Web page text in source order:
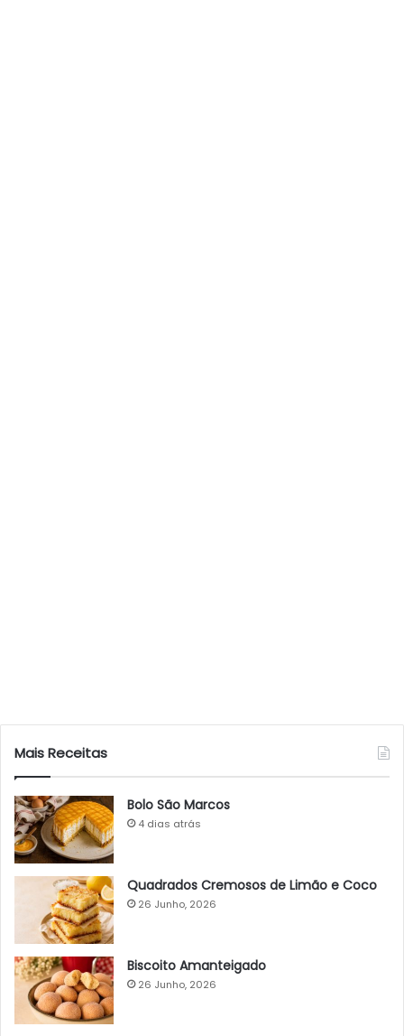
Mais Receitas
Bolo São Marcos
4 dias atrás
Quadrados Cremosos de Limão e Coco
26 Junho, 2026
Biscoito Amanteigado
26 Junho, 2026